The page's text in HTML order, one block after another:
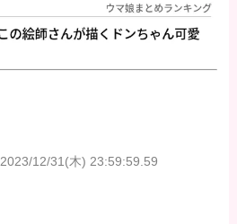
2023/12/31(木) 23:59:59.59